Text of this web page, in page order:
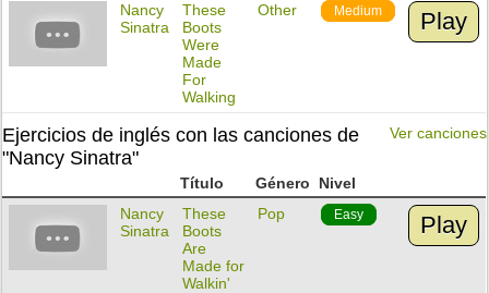
Nancy
Sinatra
These
Boots
Were
Made
For
Walking
Other Medium Play
Ver canciones
Ejercicios de inglés con las canciones de
"Nancy Sinatra"
Título Género
Nivel
Nancy
Sinatra
These
Boots
Are
Made for
Walkin'
Pop Easy Play